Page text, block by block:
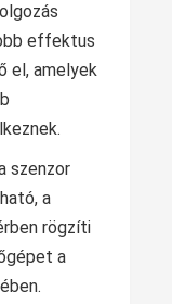
effektus
el, amelyek
szenzor
a
rögzíti
a